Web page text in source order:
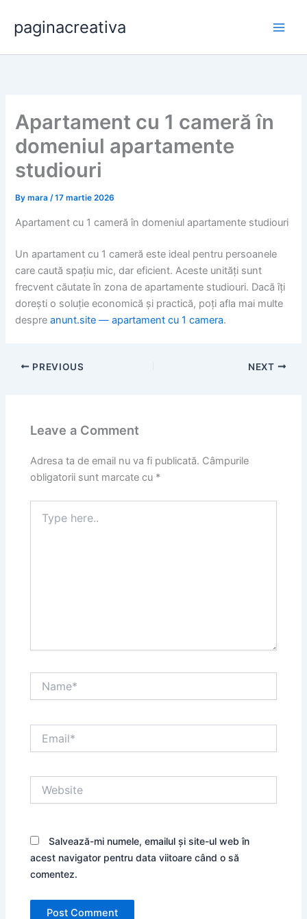
content
paginacreativa
Apartament cu 1 cameră în
domeniul apartamente
studiouri
Bymara/17 martie 2026
Apartament cu 1 cameră în domeniul apartamente studiouri
Un apartament cu 1 cameră este ideal pentru persoanele
care caută spațiu mic, dar eficient. Aceste unități sunt
frecvent căutate în zona de apartamente studiouri. Dacă îți
dorești o soluție economică și practică, poți afla mai multe
despreanunt.site — apartament cu 1 camera.
PREVIOUS NEXT
Leave a Comment
Adresa ta de email nu va fi publicată. Câmpurile
obligatorii sunt marcate cu *
here..
Salvează-mi numele, emailul și site-ul web în
acest navigator pentru data viitoare când o să
comentez.